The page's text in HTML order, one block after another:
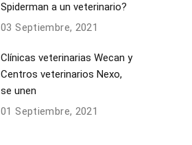
Spiderman a un veterinario?
03 Septiembre, 2021
Clínicas veterinarias Wecan y
Centros veterinarios Nexo,
se unen
01 Septiembre, 2021